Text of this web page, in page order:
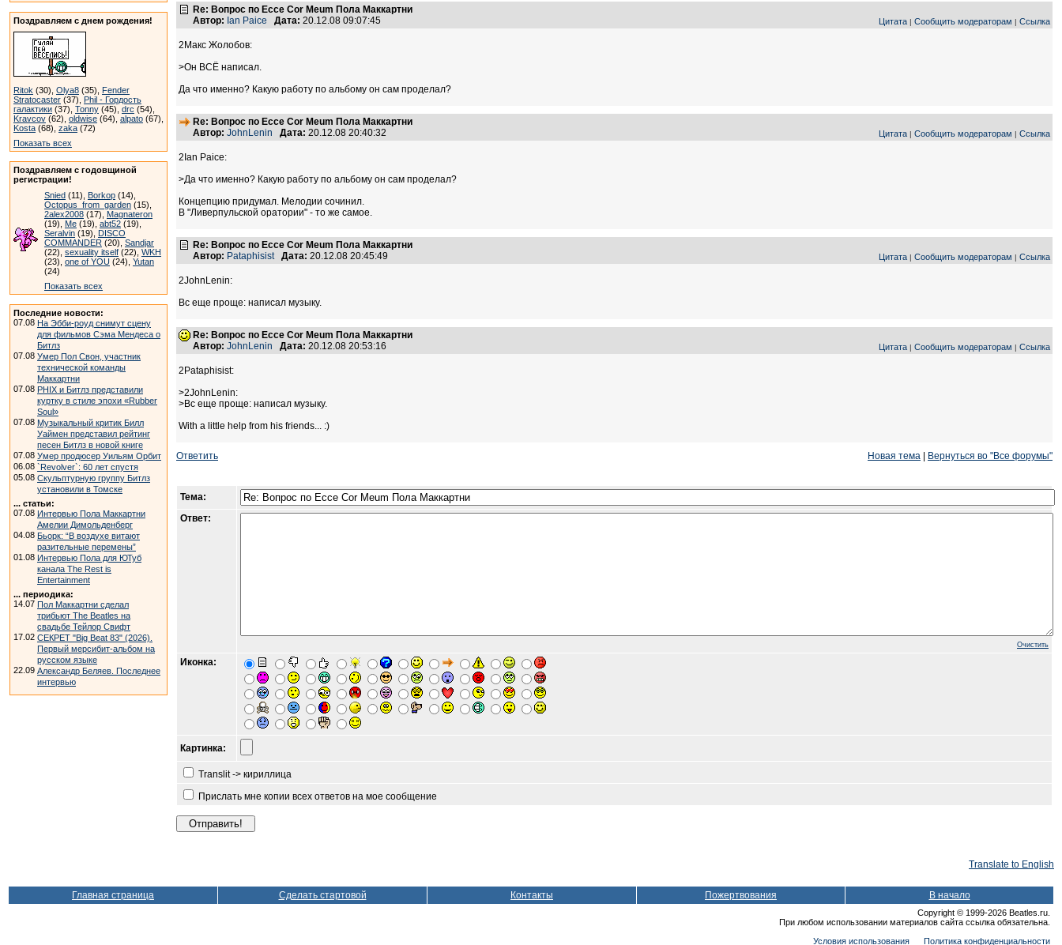
Поздравляем с днем рождения!
Ritok (30), Olya8 (35), Fender
Stratocaster (37), Phil - Гордость
галактики (37), Tonny (45), drc (54),
Kravcov (62), oldwise (64), alpato (67),
Kosta (68), zaka (72)
Показать всех
Поздравляем с годовщиной
регистрации!
Snied (11), Borkop (14),
Octopus_from_garden (15),
2alex2008 (17), Magnateron
(19), Me (19), abt52 (19),
Seralvin (19), DISCO
COMMANDER (20), Sandjar
(22), sexuality itself (22), WKH
(23), one of YOU (24), Yutan
(24)
Показать всех
Последние новости:
07.08 На Эбби-роуд снимут сцену
для фильмов Сэма Мендеса о
Битлз
07.08 Умер Пол Свон, участник
технической команды
Маккартни
07.08 PHIX и Битлз представили
куртку в стиле эпохи «Rubber
Soul»
07.08 Музыкальный критик Билл
Уаймен представил рейтинг
песен Битлз в новой книге
07.08 Умер продюсер Уильям Орбит
06.08 `Revolver`: 60 лет спустя
05.08 Скульптурную группу Битлз
установили в Томске
... статьи:
07.08 Интервью Пола Маккартни
Амелии Димольденберг
04.08 Бьорк: “В воздухе витают
разительные перемены”
01.08 Интервью Пола для ЮТуб
канала The Rest is
Entertainment
... периодика:
14.07 Пол Маккартни сделал
трибьют The Beatles на
свадьбе Тейлор Свифт
17.02 СЕКРЕТ "Big Beat 83" (2026).
Первый мерсибит-альбом на
русском языке
22.09 Александр Беляев. Последнее
интервью
Re: Вопрос по Ecce Cor Meum Пола Маккартни
Автор: Ian Paice Дата: 20.12.08 09:07:45 Цитата | Сообщить модераторам | Ссылка
2Макс Жолобов:
>Он ВСЁ написал.
Да что именно? Какую работу по альбому он сам проделал?
Re: Вопрос по Ecce Cor Meum Пола Маккартни
Автор: JohnLenin Дата: 20.12.08 20:40:32 Цитата | Сообщить модераторам | Ссылка
2Ian Paice:
>Да что именно? Какую работу по альбому он сам проделал?
Концепцию придумал. Мелодии сочинил.
В "Ливерпульской оратории" - то же самое.
Re: Вопрос по Ecce Cor Meum Пола Маккартни
Автор: Pataphisist Дата: 20.12.08 20:45:49 Цитата | Сообщить модераторам | Ссылка
2JohnLenin:
Вс еще проще: написал музыку.
Re: Вопрос по Ecce Cor Meum Пола Маккартни
Автор: JohnLenin Дата: 20.12.08 20:53:16 Цитата | Сообщить модераторам | Ссылка
2Pataphisist:
>2JohnLenin:
>Вс еще проще: написал музыку.
With a little help from his friends... :)
Ответить Новая тема Вернуться во "Все форумы"
Тема:
Ответ:
Очистить
Иконка:
Картинка:
Translit -> кириллица
Прислать мне копии всех ответов на мое сообщение
Translate to English
Главная страница Сделать стартовой Контакты Пожертвования В начало
Copyright © 1999-2026 Beatles.ru.
При любом использовании материалов сайта ссылка обязательна.
Условия использования
Политика конфиденциальности